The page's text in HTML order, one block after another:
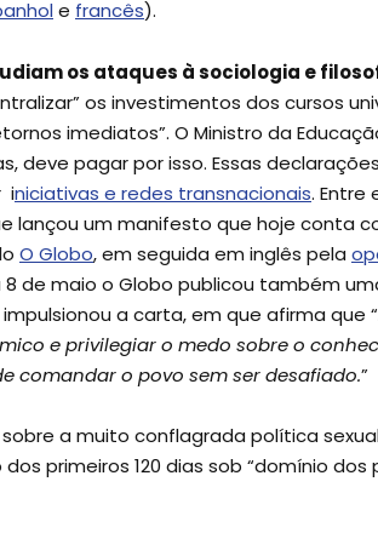
e francês).
os ataques à sociologia e
os investimentos dos cursos
imediatos”. O Ministro da
deve pagar por isso. Essas
iniciativas e redes transnacionais. Entre
lançou um manifesto que hoje conta
O Globo, em seguida em inglês pela
8 de maio o Globo publicou também
a carta, em que afirma que “
e privilegiar o medo sobre o
comandar o povo sem ser desafiado.”
a muito conflagrada política sexual
primeiros 120 dias sob “domínio dos